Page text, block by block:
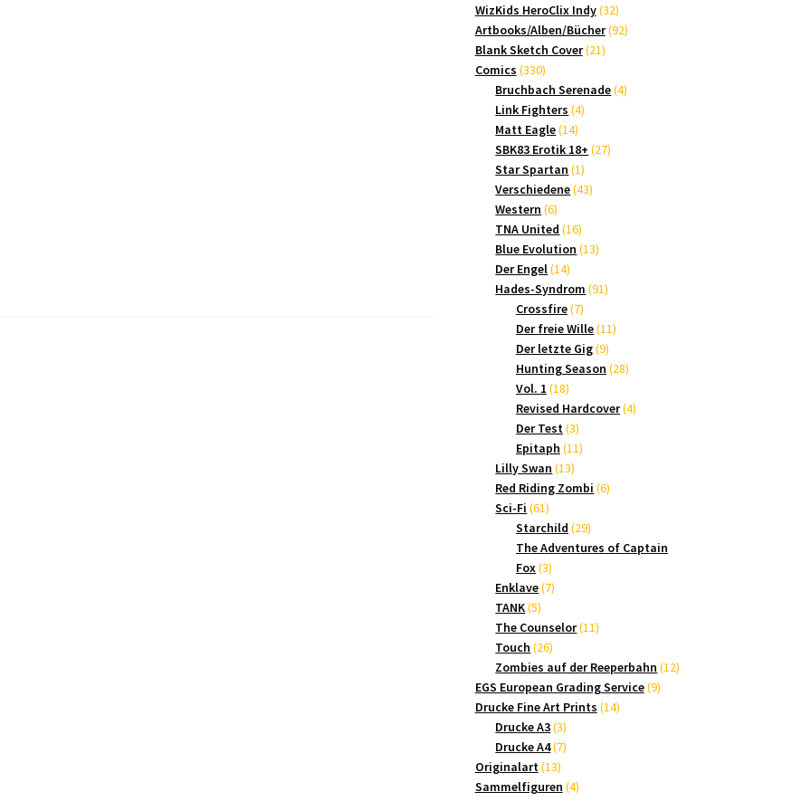
Produkte
WizKids HeroClix Indy 3232
Produkte
Artbooks/Alben/Bücher 9292
Blank Sketch Cover 2121
Comics 330330
Produkte
Bruchbach Serenade 44
Link Fighters 44
Matt Eagle 1414
Produkte
SBK83 Erotik 18+ 2727
Star Spartan 11
Produkt
Verschiedene 4343
Western 66
Produkte
TNA United 1616
Produkte
Blue Evolution 1313
Der Engel 1414
Produkte
Hades-Syndrom 9191
Crossfire 77
Produkte
Der freie Wille 1111
Der letzte Gig 99
Produkte
Hunting Season 2828
Vol. 1 1818
Produkte
Revised Hardcover 44
Der Test 33
Produkte
Epitaph 1111
Lilly Swan 1313
Produkte
Red Riding Zombi 66
Sci-Fi 6161
Produkte
Starchild 2929
Produkte
The Adventures of Captain
Fox 33
Produkte
Enklave 77
TANK 55
Produkte
The Counselor 1111
Touch 2626
Produkte
Zombies auf der Reeperbahn 1212
EGS European Grading Service 99
Drucke Fine Art Prints 1414
Drucke A3 33
Produkte
Drucke A4 77
Originalart 1313
Produkte
Sammelfiguren 44